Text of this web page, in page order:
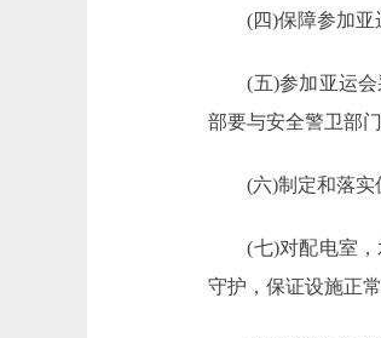
(四)保障参加亚运
(五)参加亚运会采
部要与安全警卫部
(六)制定和落实值
(七)对配电室，水
守护，保证设施正常